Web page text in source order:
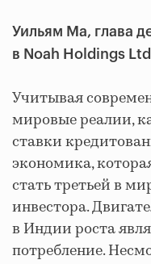
Уильям Ма, глава
в Noah Holdings Ltd
Учитывая
мировые реалии,
ставки
экономика,
стать третьей в
инвестора.
в Индии роста
потребление.